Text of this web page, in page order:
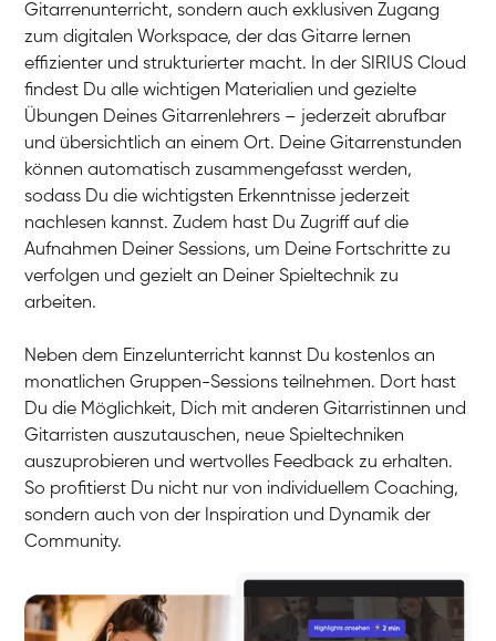
E-Gitarre
Gitarre
Bernt
Gitarre
Gitarre
Gitarre
Gitarre
Gitarre
E-Gitarre
Gitarrenunterricht, sondern auch exklusiven Zugang
zum digitalen Workspace, der das Gitarre lernen
effizienter und strukturierter macht. In der SIRIUS Cloud
findest Du alle wichtigen Materialien und gezielte
Übungen Deines Gitarrenlehrers – jederzeit abrufbar
und übersichtlich an einem Ort. Deine Gitarrenstunden
können automatisch zusammengefasst werden,
sodass Du die wichtigsten Erkenntnisse jederzeit
nachlesen kannst. Zudem hast Du Zugriff auf die
Aufnahmen Deiner Sessions, um Deine Fortschritte zu
verfolgen und gezielt an Deiner Spieltechnik zu
arbeiten.
Neben dem Einzelunterricht kannst Du kostenlos an
monatlichen Gruppen-Sessions teilnehmen. Dort hast
Du die Möglichkeit, Dich mit anderen Gitarristinnen und
Gitarristen auszutauschen, neue Spieltechniken
auszuprobieren und wertvolles Feedback zu erhalten.
So profitierst Du nicht nur von individuellem Coaching,
sondern auch von der Inspiration und Dynamik der
Community.